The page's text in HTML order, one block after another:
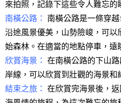
來拍照，記錄下這些令人難忘的
南橫公路：
南橫公路是一條穿
沿途風景優美，山勢險峻，可
始森林。在適當的地點停車，遠
欣賞海景： 在南橫公路的下山
岸線，可以欣賞到壯觀的海景和
結束之旅： 在欣賞完海景後，